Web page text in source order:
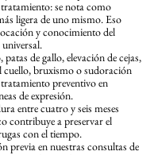
se nota como
ligera de uno mismo. Eso
y conocimiento del
de gallo, elevación de cejas,
cuello, bruxismo o sudoración
preventivo en
de expresión.
entre cuatro y seis meses
contribuye a preservar el
con el tiempo.
previa en nuestras consultas de